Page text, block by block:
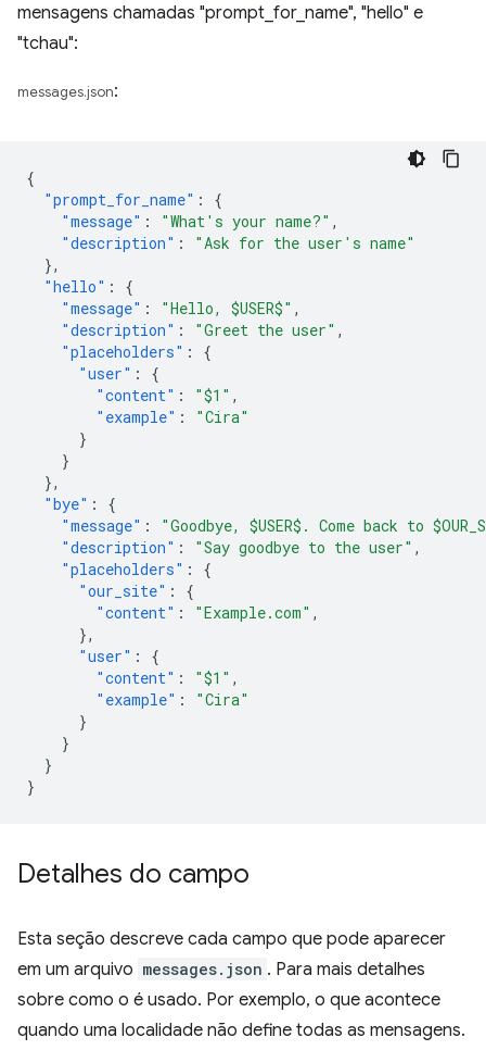
mensagens chamadas "prompt_for_name", "hello" e
"tchau":
messages.json:
{
"prompt_for_name" :
{
"message" : "What's your name?" ,
"description" :
"Ask for the user's name"
},
"hello" :
{
"message" : "Hello, $USER$" ,
"description" : "Greet the user" ,
"placeholders" :
{
"user" :
{
"content" : "$1" ,
"example" :
"Cira"
}
}
},
"bye" :
{
"message" :
"Goodbye, $USER$. Come back to
"description" : "Say goodbye to the user" ,
"placeholders" :
{
"our_site" :
{
"content" : "Example.com" ,
},
"user" :
{
"content" : "$1" ,
"example" :
"Cira"
}
}
}
}
Detalhes do campo
Esta seção descreve cada campo que pode aparecer
em um arquivo messages.json . Para mais detalhes
sobre como o é usado. Por exemplo, o que acontece
quando uma localidade não define todas as mensagens.